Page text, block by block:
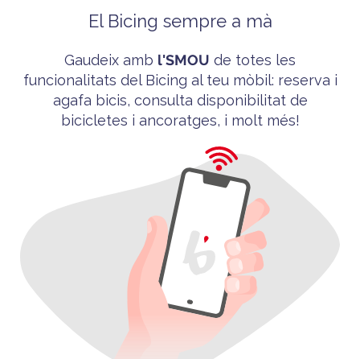
El Bicing sempre a mà
Gaudeix amb l'SMOU de totes les
funcionalitats del Bicing al teu mòbil: reserva i
agafa bicis, consulta disponibilitat de
bicicletes i ancoratges, i molt més!